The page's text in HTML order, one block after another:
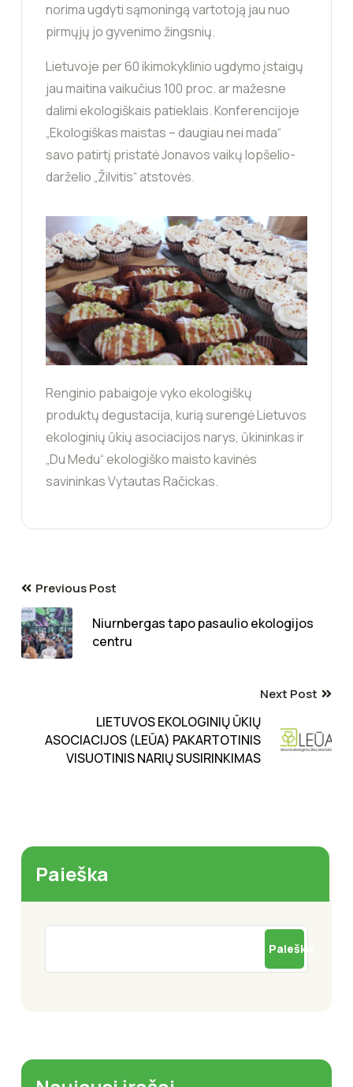
norima ugdyti sąmoningą vartotoją jau nuo
pirmųjų jo gyvenimo žingsnių.
Lietuvoje per 60 ikimokyklinio ugdymo įstaigų
jau maitina vaikučius 100 proc. ar mažesne
dalimi ekologiškais patieklais. Konferencijoje
„Ekologiškas maistas – daugiau nei mada“
savo patirtį pristatė Jonavos vaikų lopšelio-
darželio „Žilvitis“ atstovės.
Renginio pabaigoje vyko ekologiškų
produktų degustacija, kurią surengė Lietuvos
ekologinių ūkių asociacijos narys, ūkininkas ir
„Du Medu“ ekologiško maisto kavinės
savininkas Vytautas Račickas.
Previous Post
Niurnbergas tapo pasaulio ekologijos
centru
Next Post
LIETUVOS EKOLOGINIŲ ŪKIŲ
ASOCIACIJOS (LEŪA) PAKARTOTINIS
VISUOTINIS NARIŲ SUSIRINKIMAS
Paieška
Paieška